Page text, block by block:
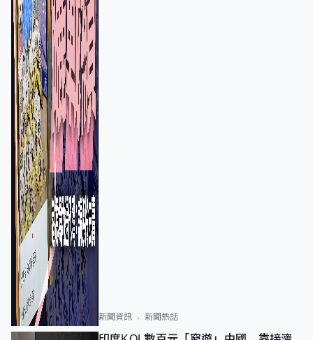
新聞資訊 新聞熱話